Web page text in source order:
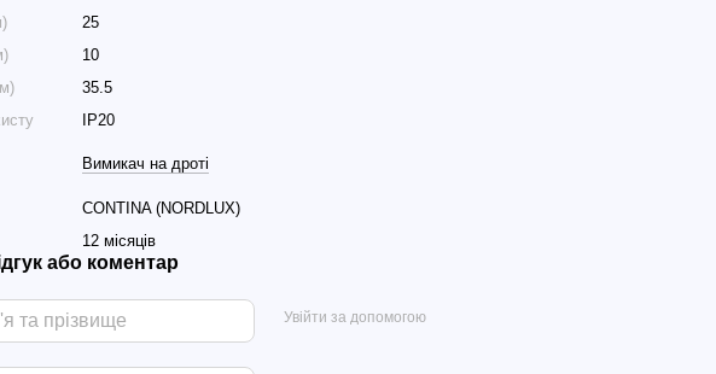
25
10
35.5
IP20
Вимикач на дроті
CONTINA (NORDLUX)
12 місяців
або коментар
Увійти за допомогою